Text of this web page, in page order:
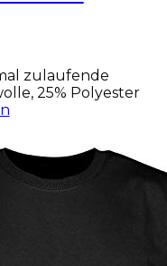
zulaufende
25% Polyester